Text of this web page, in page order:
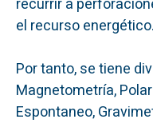
recurrir a
el recurso energético.
Por tanto, se tiene
Magnetometría,
Espontaneo,